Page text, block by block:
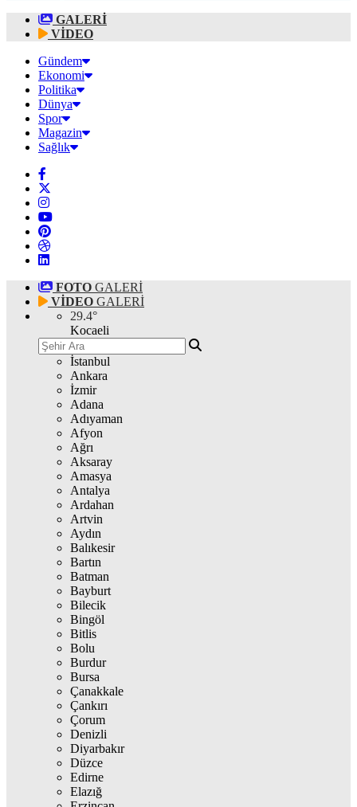
GALERİ
VİDEO
Gündem
Ekonomi
Politika
Dünya
Spor
Magazin
Sağlık
FOTO GALERİ
VİDEO GALERİ
29.4°
Kocaeli
İstanbul
Ankara
İzmir
Adana
Adıyaman
Afyon
Ağrı
Aksaray
Amasya
Antalya
Ardahan
Artvin
Aydın
Balıkesir
Bartın
Batman
Bayburt
Bilecik
Bingöl
Bitlis
Bolu
Burdur
Bursa
Çanakkale
Çankırı
Çorum
Denizli
Diyarbakır
Düzce
Edirne
Elazığ